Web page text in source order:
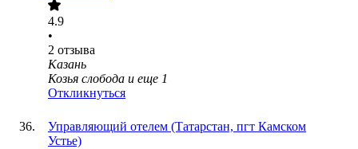
4.9
•
2 отзыва
Казань
Козья слобода и еще 1
Откликнуться
Управляющий отелем (Татарстан, пгт Камском
Устье)